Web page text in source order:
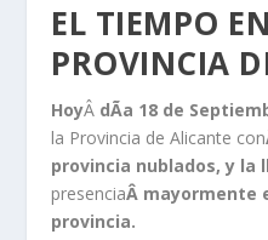
EL TIEMPO
PROVINCIA
HoyÂ dÃ­a 18 de
la Provincia de Alicante con
provincia nublados, y la
presenciaÂ mayormente
provincia.